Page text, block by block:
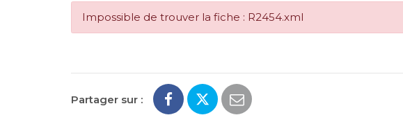
Impossible de trouver la fiche : R2454.xml
Partager sur :